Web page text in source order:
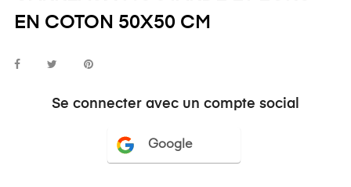
EN COTON 50X50 CM
Se connecter avec un compte social
Google